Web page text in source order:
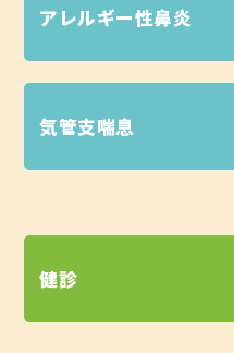
アレルギー性鼻炎
気管支喘息
健診